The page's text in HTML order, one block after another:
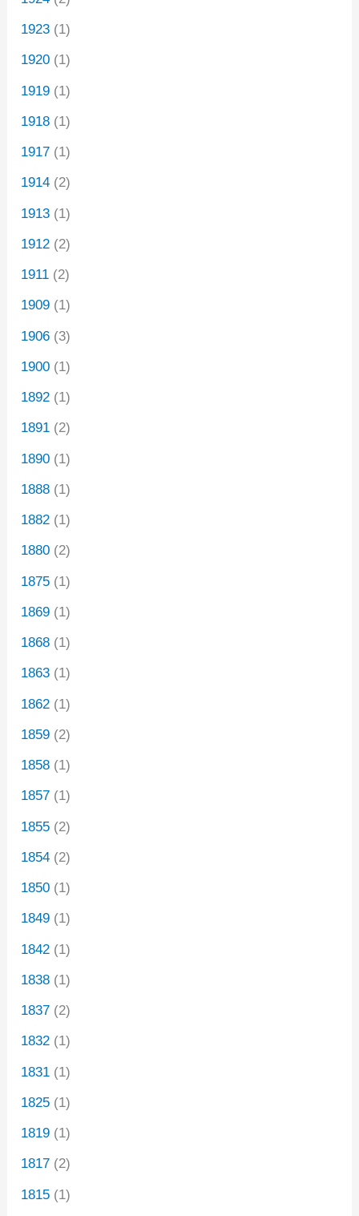
1923 (1)
1920 (1)
1919 (1)
1918 (1)
1917 (1)
1914 (2)
1913 (1)
1912 (2)
1911 (2)
1909 (1)
1906 (3)
1900 (1)
1892 (1)
1891 (2)
1890 (1)
1888 (1)
1882 (1)
1880 (2)
1875 (1)
1869 (1)
1868 (1)
1863 (1)
1862 (1)
1859 (2)
1858 (1)
1857 (1)
1855 (2)
1854 (2)
1850 (1)
1849 (1)
1842 (1)
1838 (1)
1837 (2)
1832 (1)
1831 (1)
1825 (1)
1819 (1)
1817 (2)
1815 (1)